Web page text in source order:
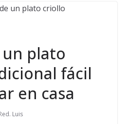
un plato
fácil
en casa
Luis